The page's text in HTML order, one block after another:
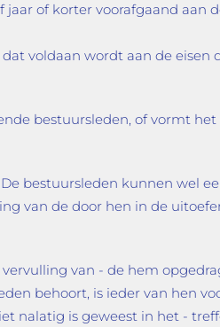
of korter voorafgaand aan
voldaan wordt aan de eisen
bestuursleden, of vormt
bestuursleden kunnen wel
van de door hen in de
van - de hem
behoort, is ieder van hen
nalatig is geweest in het -